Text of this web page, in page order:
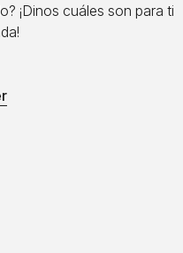
¡Dinos cuáles son para ti